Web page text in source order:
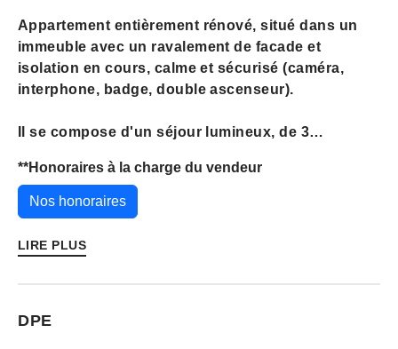
Appartement entièrement rénové, situé dans un
immeuble avec un ravalement de facade et
isolation en cours, calme et sécurisé (caméra,
interphone, badge, double ascenseur).
Il se compose d'un séjour lumineux, de 3
(four, plaque, lave-vaisselle), d'une salle de
douche moderne, de WC séparés et de
rangements intégrés.
Les + : cave, place de parking, local vélos
des commerces.
**Honoraires à la charge du vendeur
Nos honoraires
LIRE PLUS
DPE